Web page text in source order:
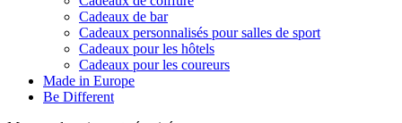
Cadeaux de bar
Cadeaux personnalisés pour salles de sport
Cadeaux pour les hôtels
Cadeaux pour les coureurs
Made in Europe
Be Different